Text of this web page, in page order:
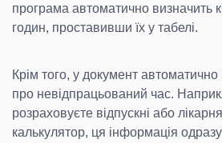
програма автоматично визначить
годин, проставивши їх у табелі.
Крім того, у документ
про невідпрацьований час.
розраховуєте відпускні або
калькулятор, ця інформація